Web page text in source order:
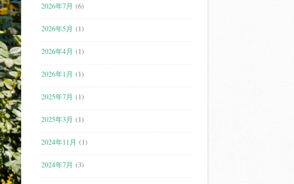
2026年7月 (6)
2026年5月 (1)
2026年4月 (1)
2026年1月 (1)
2025年7月 (1)
2025年3月 (1)
2024年11月 (1)
2024年7月 (3)